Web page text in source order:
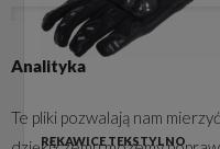
RĘKAWICE TEKSTYLNO
Analityka
Te pliki pozwalają nam